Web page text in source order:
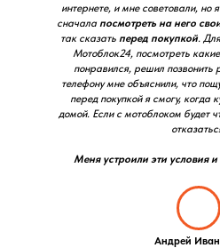
интернете, и мне советовали, но
сначала посмотреть на него
так сказать перед покупкой.
Мотоблок24, посмотреть
понравился, решил позвонить
телефону мне объяснили, что
перед покупкой я смогу, когда
домой. Если с мотоблоком будет
Меня устроили эти условия
Андрей